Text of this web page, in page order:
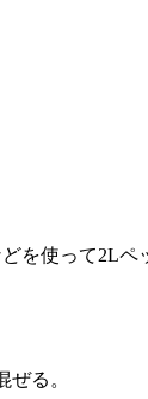
を使って2Lペ
る。